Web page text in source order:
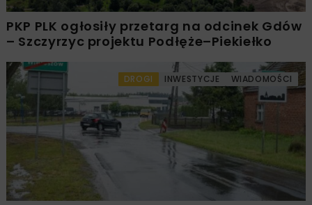
PKP PLK ogłosiły przetarg na odcinek Gdów
– Szczyrzyc projektu Podłęże–Piekiełko
DROGI INWESTYCJE WIADOMOŚCI